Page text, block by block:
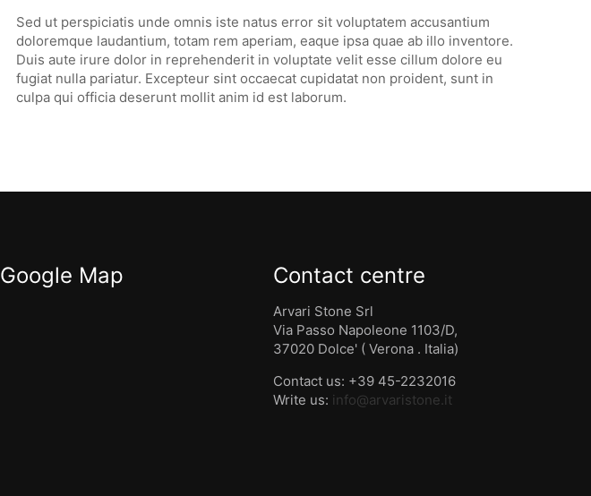
Sed ut perspiciatis unde omnis iste natus error sit voluptatem accusantium
doloremque laudantium, totam rem aperiam, eaque ipsa quae ab illo inventore.
Duis aute irure dolor in reprehenderit in voluptate velit esse cillum dolore eu
fugiat nulla pariatur. Excepteur sint occaecat cupidatat non proident, sunt in
culpa qui officia deserunt mollit anim id est laborum.
Google Map Contact centre
Arvari Stone Srl
Via Passo Napoleone 1103/D,
37020 Dolce' ( Verona . Italia)
Contact us: +39 45-2232016
Write us: info@arvaristone.it